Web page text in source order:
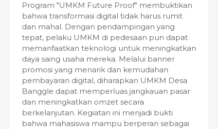
Program "UMKM Future Proof" membuktikan
bahwa transformasi digital tidak harus rumit
dan mahal. Dengan pendampingan yang
tepat, pelaku UMKM di pedesaan pun dapat
memanfaatkan teknologi untuk meningkatkan
daya saing usaha mereka. Melalui banner
promosi yang menarik dan kemudahan
pembayaran digital, diharapkan UMKM Desa
Banggle dapat memperluas jangkauan pasar
dan meningkatkan omzet secara
berkelanjutan. Kegiatan ini menjadi bukti
bahwa mahasiswa mampu berperan sebagai